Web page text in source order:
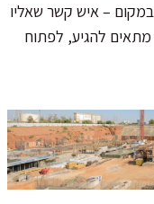
– איש קשר שאליו
מתאים להגיע, לפתוח